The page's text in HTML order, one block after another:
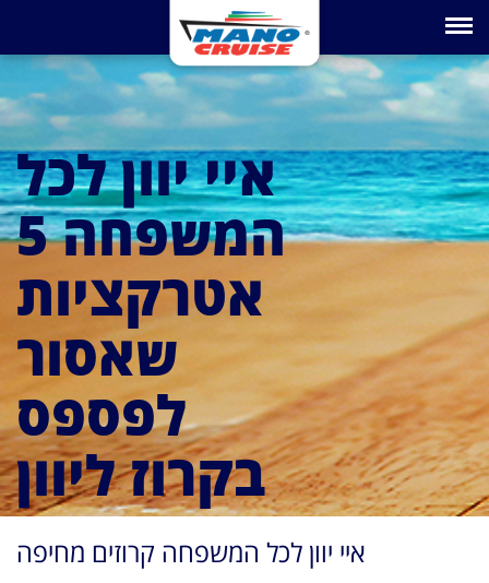
Toggle
איי יוון לכל
המשפחה 5
אטרקציות
שאסור
לפספס
בקרוז ליוון
איי יוון לכל המשפחה קרוזים מחיפה